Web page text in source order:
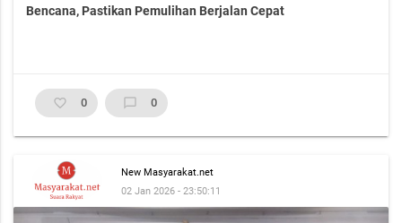
Bencana, Pastikan Pemulihan Berjalan Cepat
favorite_border 0 chat_bubble_outline 0
New Masyarakat.net
02 Jan 2026 - 23:50:11